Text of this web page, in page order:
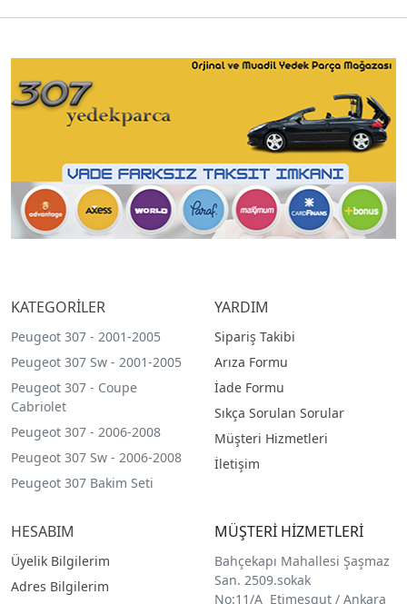
KATEGORİLER
Peugeot 307 - 2001-2005
Peugeot 307 Sw - 2001-2005
Peugeot 307 - Coupe
Cabriolet
Peugeot 307 - 2006-2008
Peugeot 307 Sw - 2006-2008
Peugeot 307 Bakim Seti
YARDIM
Sipariş Takibi
Arıza Formu
İade Formu
Sıkça Sorulan Sorular
Müşteri Hizmetleri
İletişim
HESABIM
Üyelik Bilgilerim
Adres Bilgilerim
MÜŞTERİ HİZMETLERİ
Bahçekapı Mahallesi Şaşmaz
San. 2509.sokak
No:11/A Etimesgut / Ankara